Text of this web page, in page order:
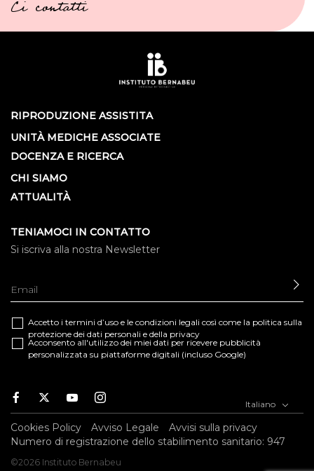
Ci contatti
RIPRODUZIONE ASSISTITA
UNITÀ MEDICHE ASSOCIATE
DOCENZA E RICERCA
CHI SIAMO
ATTUALITÀ
TENIAMOCI IN CONTATTO
Si iscriva alla nostra Newsletter
Accetto i termini d’uso e le condizioni legali così come la politica sulla
protezione dei dati personali e della privacy
Acconsento all'utilizzo dei miei dati per ricevere pubblicità
personalizzata su piattaforme digitali (incluso Google)
Facebook
TwitterYoutubeInstagram Italiano
Cookies Policy Avviso Legale
Avvisi sulla privacy
Numero di registrazione dello stabilimento sanitario: 947
©2026 Instituto Bernabeu